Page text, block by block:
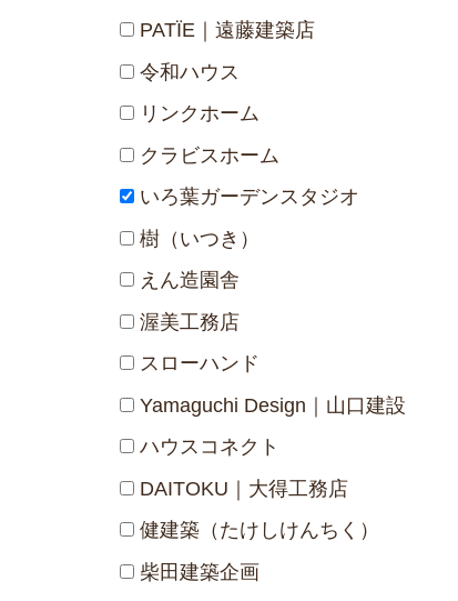
PATÏE｜遠藤建築店
令和ハウス
リンクホーム
クラビスホーム
いろ葉ガーデンスタジオ
樹（いつき）
えん造園舎
渥美工務店
スローハンド
Yamaguchi Design｜山口建設
ハウスコネクト
DAITOKU｜大得工務店
健建築（たけしけんちく）
柴田建築企画